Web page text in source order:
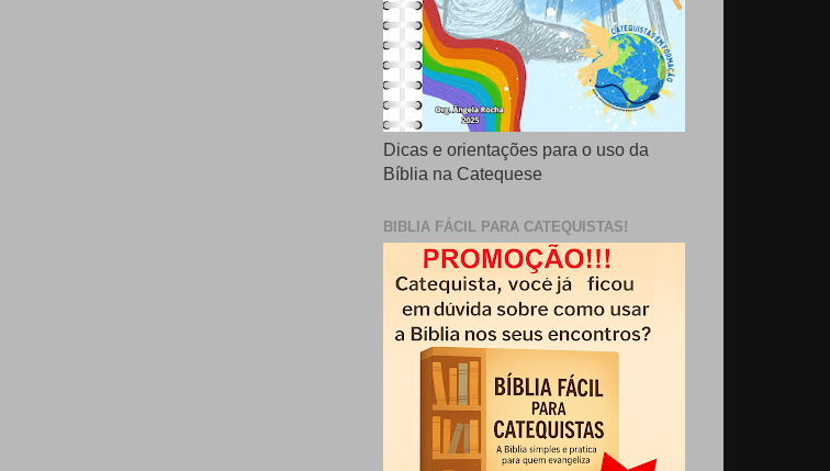
Dicas e orientações para o uso da
Bíblia na Catequese
BIBLIA FÁCIL PARA CATEQUISTAS!